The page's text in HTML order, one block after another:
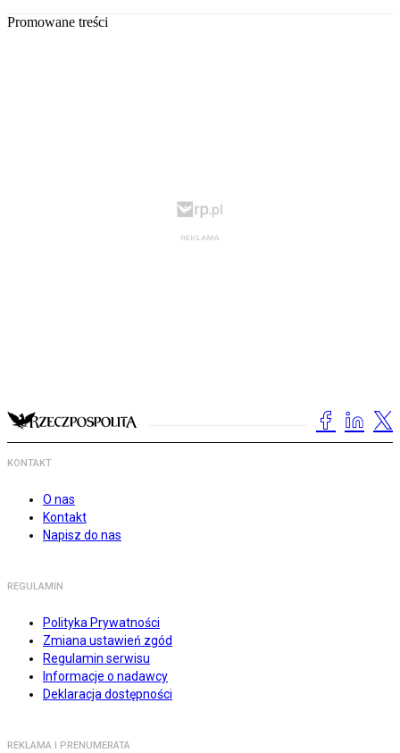
Promowane treści
KONTAKT
O nas
Kontakt
Napisz do nas
REGULAMIN
Polityka Prywatności
Zmiana ustawień zgód
Regulamin serwisu
Informacje o nadawcy
Deklaracja dostępności
REKLAMA I PRENUMERATA